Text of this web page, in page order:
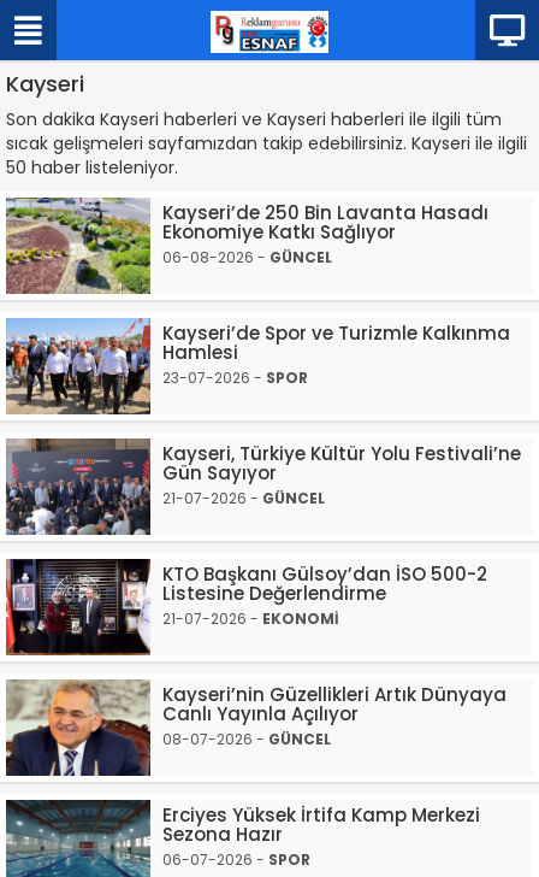
Kayseri
Son dakika Kayseri haberleri ve Kayseri haberleri ile ilgili tüm
sıcak gelişmeleri sayfamızdan takip edebilirsiniz. Kayseri ile ilgili
50 haber listeleniyor.
Kayseri’de 250 Bin Lavanta Hasadı
Ekonomiye Katkı Sağlıyor
06-08-2026 - GÜNCEL
Kayseri’de Spor ve Turizmle Kalkınma
Hamlesi
23-07-2026 - SPOR
Kayseri, Türkiye Kültür Yolu Festivali’ne
Gün Sayıyor
21-07-2026 - GÜNCEL
KTO Başkanı Gülsoy’dan İSO 500-2
Listesine Değerlendirme
21-07-2026 - EKONOMİ
Kayseri’nin Güzellikleri Artık Dünyaya
Canlı Yayınla Açılıyor
08-07-2026 - GÜNCEL
Erciyes Yüksek İrtifa Kamp Merkezi
Sezona Hazır
06-07-2026 - SPOR